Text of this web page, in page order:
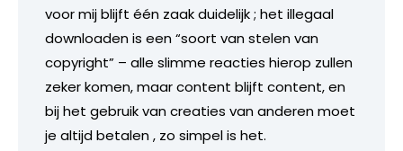
voor mij blijft één zaak duidelijk ; het illegaal
downloaden is een “soort van stelen van
copyright” – alle slimme reacties hierop zullen
zeker komen, maar content blijft content, en
bij het gebruik van creaties van anderen moet
je altijd betalen , zo simpel is het.